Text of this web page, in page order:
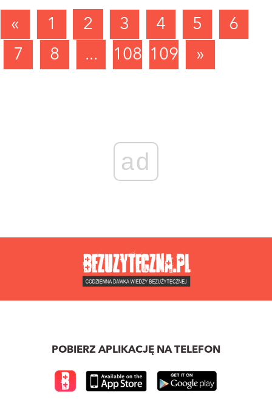
« 1 2 3 4 5
6
7
8 ... 10891090 »
ad
POBIERZ APLIKACJĘ NA TELEFON